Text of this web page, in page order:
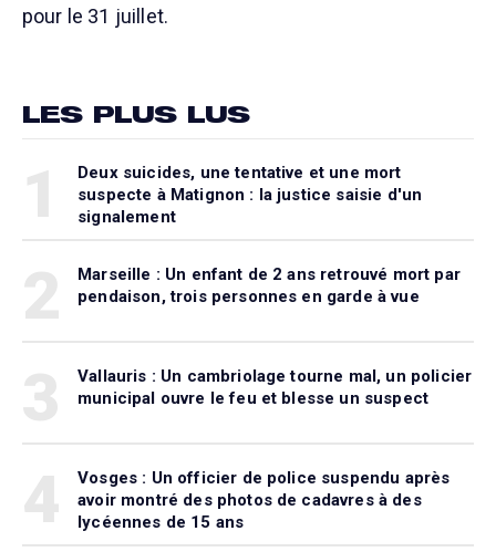
pour le 31 juillet.
LES PLUS LUS
Deux suicides, une tentative et une mort
suspecte à Matignon : la justice saisie d'un
signalement
Marseille : Un enfant de 2 ans retrouvé mort par
pendaison, trois personnes en garde à vue
Vallauris : Un cambriolage tourne mal, un policier
municipal ouvre le feu et blesse un suspect
Vosges : Un officier de police suspendu après
avoir montré des photos de cadavres à des
lycéennes de 15 ans